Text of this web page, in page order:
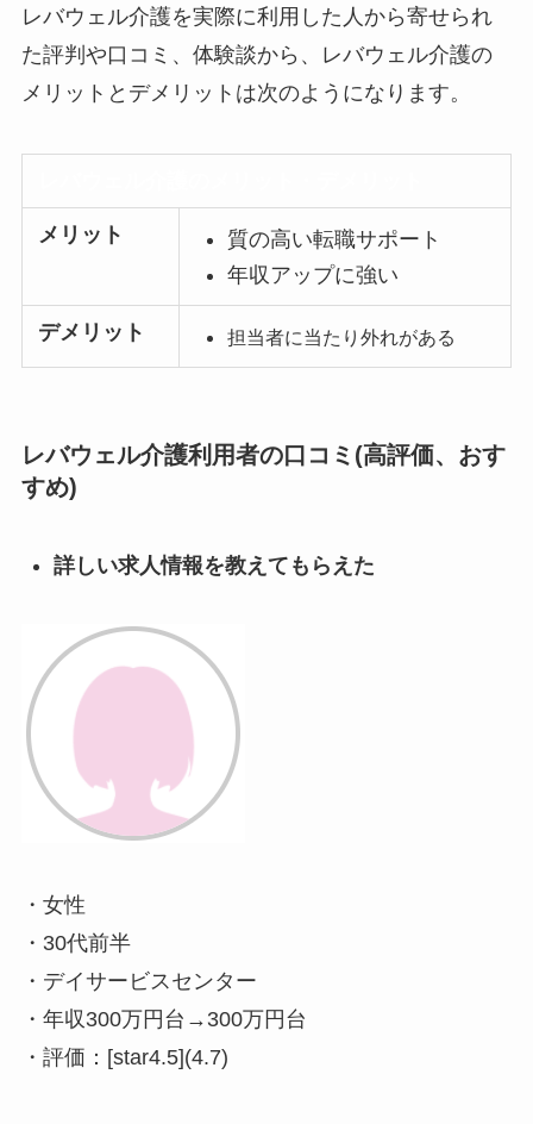
レバウェル介護を実際に利用した人から寄せられ
た評判や口コミ、体験談から、レバウェル介護の
メリットとデメリットは次のようになります。
メリット
質の高い転職サポート
年収アップに強い
デメリット 担当者に当たり外れがある
レバウェル介護利用者の口コミ(高評価、おす
すめ)
詳しい求人情報を教えてもらえた
・女性
・30代前半
・デイサービスセンター
・年収300万円台→300万円台
・評価：[star4.5](4.7)